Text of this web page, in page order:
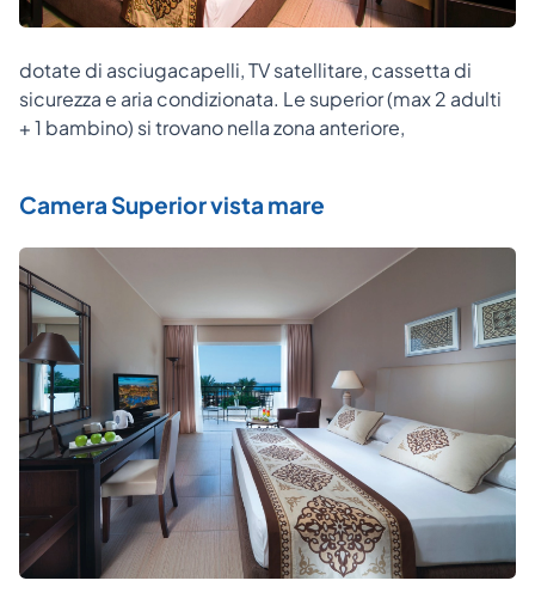
dotate di asciugacapelli, TV satellitare, cassetta di
sicurezza e aria condizionata. Le superior (max 2 adulti
+ 1 bambino) si trovano nella zona anteriore,
Camera Superior vista mare